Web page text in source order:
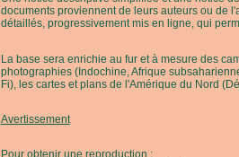
documents proviennent de leurs auteurs ou de
détaillés, progressivement mis en ligne, qui
La base sera enrichie au fur et à mesure des
photographies (Indochine, Afrique
Fi), les cartes et plans de l'Amérique du Nord
Avertissement